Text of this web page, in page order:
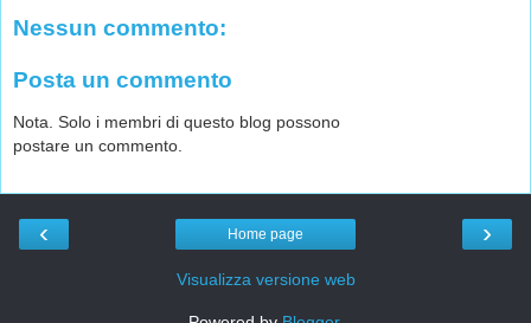
Nessun commento:
Posta un commento
Nota. Solo i membri di questo blog possono
postare un commento.
‹ ›
Home page
Visualizza versione web